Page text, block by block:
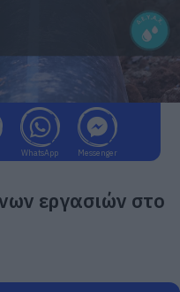
WhatsApp Messenger
εργασιών στο